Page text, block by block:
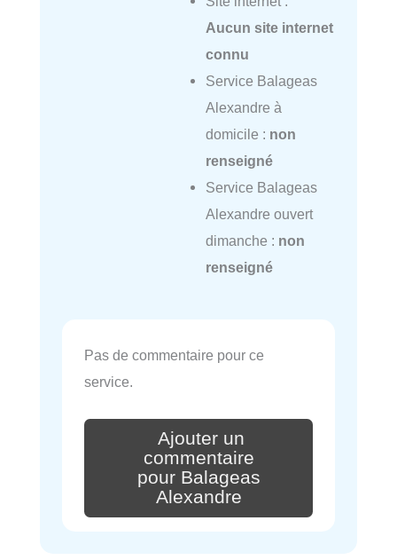
Aucun site internet
connu
Service Balageas
Alexandre à
domicile : non
renseigné
Service Balageas
Alexandre ouvert
dimanche : non
renseigné
Pas de commentaire pour ce
service.
Ajouter un
commentaire
pour Balageas
Alexandre